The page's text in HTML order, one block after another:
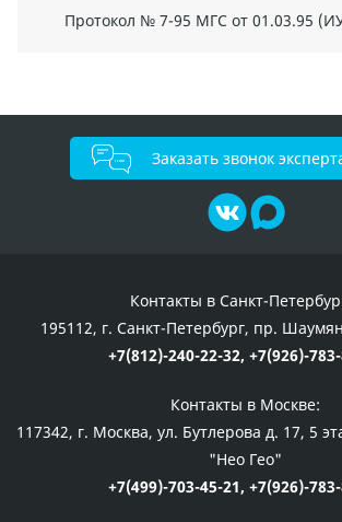
Протокол № 7-95 МГС от 01.03.95
Заказать звонок
Контакты в Санкт-
195112, г. Санкт-Петербург, пр.
+7(812)-240-22-32, +7(926)-
Контакты в Москве:
117342, г. Москва, ул. Бутлерова д. 17, 5
"Нео Гео"
+7(499)-703-45-21, +7(926)-